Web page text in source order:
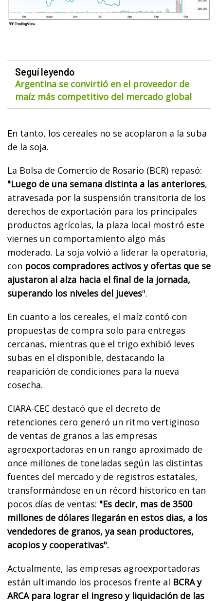
Seguí leyendo
Argentina se convirtió en el proveedor de
maíz más competitivo del mercado global
En tanto, los cereales no se acoplaron a la suba
de la soja.
La Bolsa de Comercio de Rosario (BCR) repasó:
"Luego de una semana distinta a las anteriores,
atravesada por la suspensión transitoria de los
derechos de exportación para los principales
productos agrícolas, la plaza local mostró este
viernes un comportamiento algo más
moderado. La soja volvió a liderar la operatoria,
con pocos compradores activos y ofertas que se
ajustaron al alza hacia el final de la jornada,
superando los niveles del jueves".
En cuanto a los cereales, el maíz contó con
propuestas de compra solo para entregas
cercanas, mientras que el trigo exhibió leves
subas en el disponible, destacando la
reaparición de condiciones para la nueva
cosecha.
CIARA-CEC destacó que el decreto de
retenciones cero generó un ritmo vertiginoso
de ventas de granos a las empresas
agroexportadoras en un rango aproximado de
once millones de toneladas según las distintas
fuentes del mercado y de registros estatales,
transformándose en un récord historico en tan
pocos días de ventas: "Es decir, mas de 3500
millones de dólares llegarán en estos dias, a los
vendedores de granos, ya sean productores,
acopios y cooperativas".
Actualmente, las empresas agroexportadoras
están ultimando los procesos frente al BCRA y
ARCA para lograr el ingreso y liquidación de las